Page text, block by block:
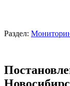
Раздел: